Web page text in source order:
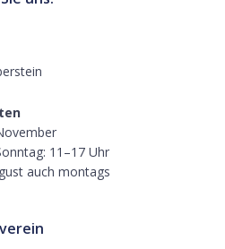
11–17 Uhr
auch montags